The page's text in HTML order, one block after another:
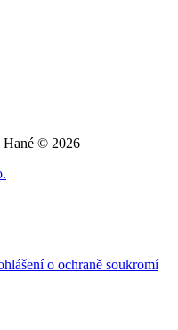
Hané © 2026
o ochraně soukromí